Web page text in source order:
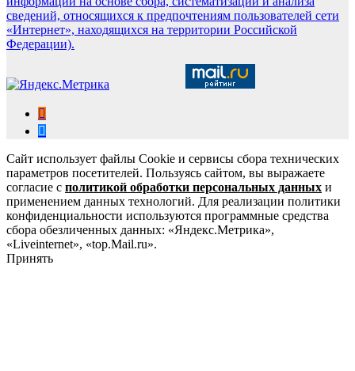
сведений, относящихся к предпочтениям пользователей сети
«Интернет», находящихся на территории Российской
Федерации).
Сайт использует файлы Cookie и сервисы сбора технических
параметров посетителей. Пользуясь сайтом, вы выражаете
согласие с политикой обработки персональных данных и
применением данных технологий. Для реализации политики
конфиденциальности используются программные средства
сбора обезличенных данных: «Яндекс.Метрика»,
«Liveinternet», «top.Mail.ru».
Принять